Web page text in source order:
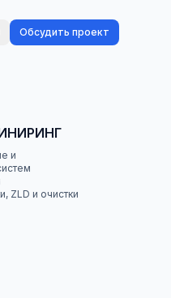
Обсудить проект
и
ZLD и очистки